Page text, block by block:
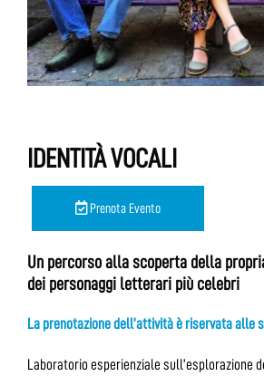
IDENTITÀ VOCALI
Prenota Evento
Un percorso alla scoperta della
dei personaggi letterari più celebri
La prenotazione dell’attività è riservata alle
Laboratorio esperienziale sull’esplorazione